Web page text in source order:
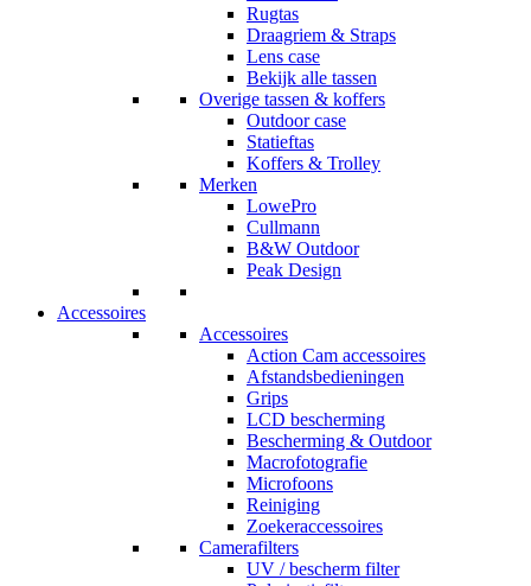
Rugtas
Draagriem & Straps
Lens case
Bekijk alle tassen
Overige tassen & koffers
Outdoor case
Statieftas
Koffers & Trolley
Merken
LowePro
Cullmann
B&W Outdoor
Peak Design
Accessoires
Accessoires
Action Cam accessoires
Afstandsbedieningen
Grips
LCD bescherming
Bescherming & Outdoor
Macrofotografie
Microfoons
Reiniging
Zoekeraccessoires
Camerafilters
UV / bescherm filter